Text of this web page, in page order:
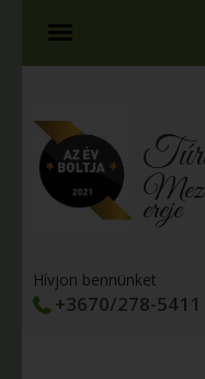
ereje
Hívjon bennünket
+3670/278-5411